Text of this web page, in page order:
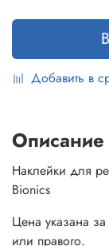
Добавить в
Описание
Наклейки для
Bionics
Цена указана
или правого.